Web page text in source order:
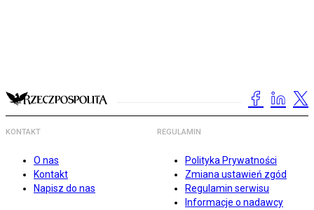
KONTAKT
O nas
Kontakt
Napisz do nas
REGULAMIN
Polityka Prywatności
Zmiana ustawień zgód
Regulamin serwisu
Informacje o nadawcy